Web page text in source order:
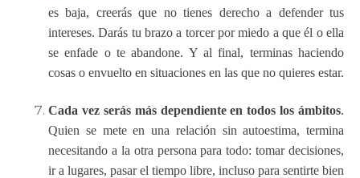
es baja, creerás que no tienes derecho a defender tus
intereses. Darás tu brazo a torcer por miedo a que él o ella
se enfade o te abandone. Y al final, terminas haciendo
cosas o envuelto en situaciones en las que no quieres estar.
Cada vez serás más dependiente en todos los ámbitos.
Quien se mete en una relación sin autoestima, termina
necesitando a la otra persona para todo: tomar decisiones,
ir a lugares, pasar el tiempo libre, incluso para sentirte bien